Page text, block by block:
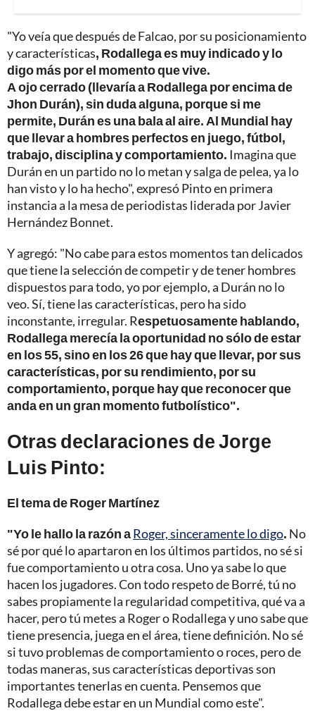
"Yo veía que después de Falcao, por su posicionamiento
y características, Rodallega es muy indicado y lo
digo más por el momento que vive.
A ojo cerrado (llevaría a Rodallega por encima de
Jhon Durán), sin duda alguna, porque si me
permite, Durán es una bala al aire. Al Mundial hay
que llevar a hombres perfectos en juego, fútbol,
trabajo, disciplina y comportamiento. Imagina que
Durán en un partido no lo metan y salga de pelea, ya lo
han visto y lo ha hecho", expresó Pinto en primera
instancia a la mesa de periodistas liderada por Javier
Hernández Bonnet.
Y agregó: "No cabe para estos momentos tan delicados
que tiene la selección de competir y de tener hombres
dispuestos para todo, yo por ejemplo, a Durán no lo
veo. Sí, tiene las características, pero ha sido
inconstante, irregular. Respetuosamente hablando,
Rodallega merecía la oportunidad no sólo de estar
en los 55, sino en los 26 que hay que llevar, por sus
características, por su rendimiento, por su
comportamiento, porque hay que reconocer que
anda en un gran momento futbolístico".
Otras declaraciones de Jorge
Luis Pinto:
El tema de Roger Martínez
"Yo le hallo la razón aRoger, sinceramente lo digo. No
sé por qué lo apartaron en los últimos partidos, no sé si
fue comportamiento u otra cosa. Uno ya sabe lo que
hacen los jugadores. Con todo respeto de Borré, tú no
sabes propiamente la regularidad competitiva, qué va a
hacer, pero tú metes a Roger o Rodallega y uno sabe que
tiene presencia, juega en el área, tiene definición. No sé
si tuvo problemas de comportamiento o roces, pero de
todas maneras, sus características deportivas son
importantes tenerlas en cuenta. Pensemos que
Rodallega debe estar en un Mundial como este".